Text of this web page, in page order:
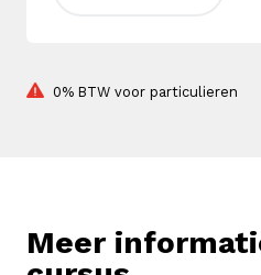
0% BTW voor particulieren
Meer